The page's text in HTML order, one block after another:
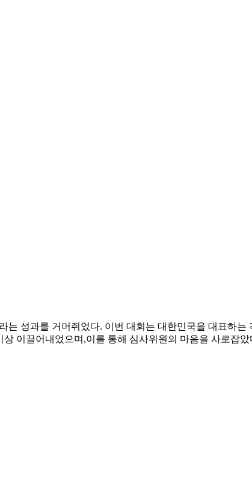
는 성과를 거머쥐었다. 이번 대회는 대한민국을 대표하
이끌어내었으며,이를 통해 심사위원의 마음을 사로잡았